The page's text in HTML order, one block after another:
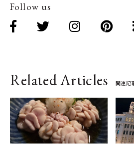
Follow us
Related Articles 関連記